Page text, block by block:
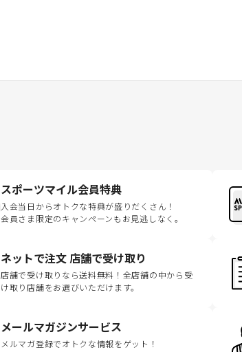
スポーツマイル会員特典
入会当日からオトクな特典が盛りだくさん！
会員さま限定のキャンペーンもお見逃しなく。
ネットで注文 店舗で受け取り
店舗で受け取りなら送料無料！全店舗の中から受
け取り店舗をお選びいただけます。
メールマガジンサービス
メルマガ登録でオトクな情報をゲット！